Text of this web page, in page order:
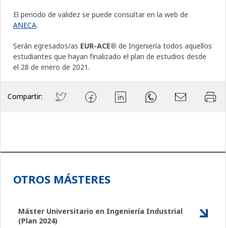
El periodo de validez se puede consultar en la web de
ANECA.
Serán egresados/as EUR-ACE® de Ingeniería todos aquellos
estudiantes que hayan finalizado el plan de estudios desde
el 28 de enero de 2021.
Compartir:
OTROS MÁSTERES
Máster Universitario en Ingeniería Industrial
(Plan 2024)